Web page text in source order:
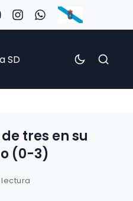
tres en su
(0-3)